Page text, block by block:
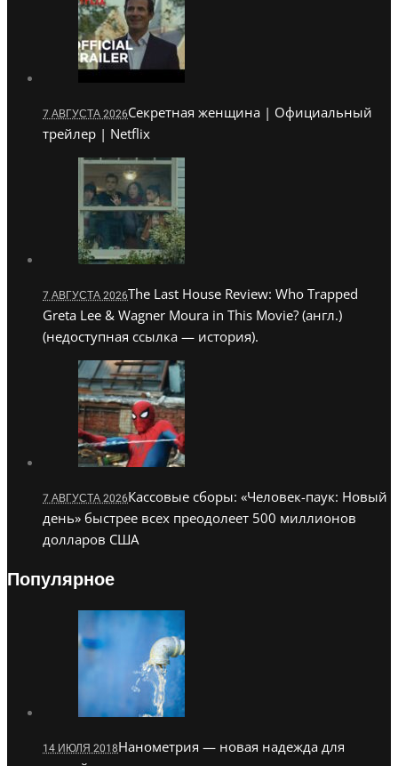
7 АВГУСТА 2026Секретная женщина | Официальный
трейлер | Netflix
7 АВГУСТА 2026The Last House Review: Who Trapped
Greta Lee & Wagner Moura in This Movie? (англ.)
(недоступная ссылка — история).
7 АВГУСТА 2026Кассовые сборы: «Человек-паук: Новый
день» быстрее всех преодолеет 500 миллионов
долларов США
Популярное
14 ИЮЛЯ 2018Нанометрия — новая надежда для